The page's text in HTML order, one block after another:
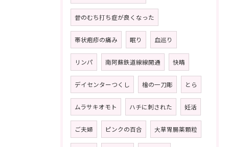
昔のむち打ち症が良くなった
帯状疱疹の痛み 眠り 血巡り
リンパ 南阿蘇鉄道線線開通 快晴
デイセンターつくし 檜の一刀彫 とら
ムラサキオモト ハチに刺された 妊活
ご夫婦 ピンクの百合 大草胃腸薬顆粒